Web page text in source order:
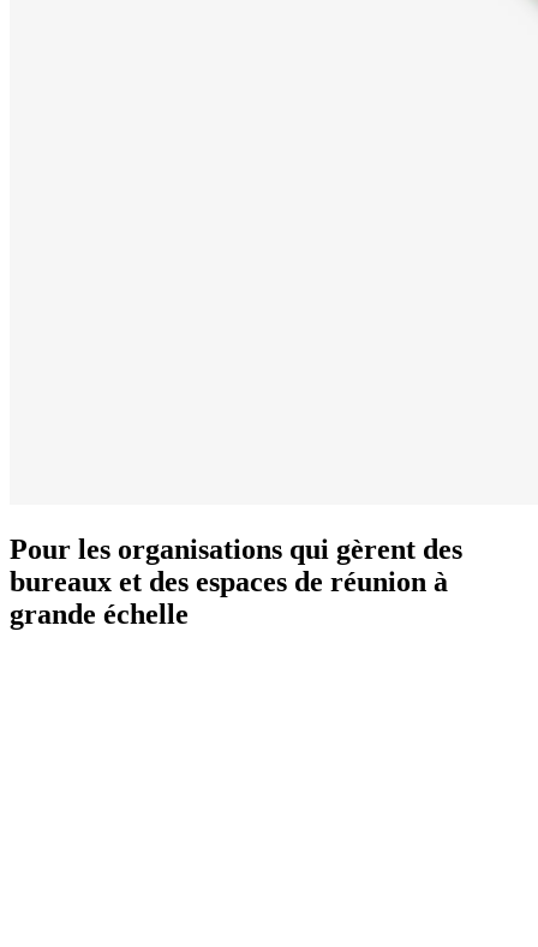
Pour les organisations qui gèrent des
bureaux et des espaces de réunion à
grande échelle